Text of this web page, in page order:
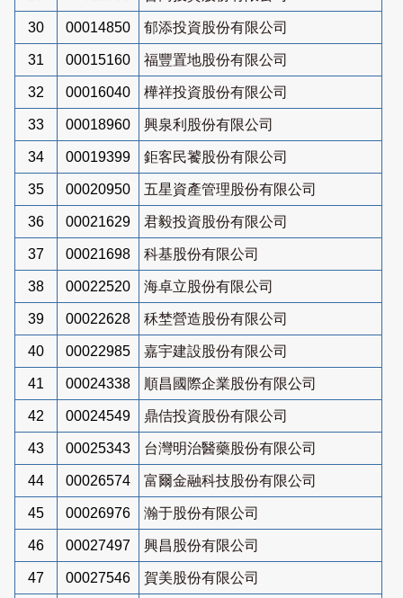
30 00014850 郁添投資股份有限公司
31 00015160 福豐置地股份有限公司
32 00016040 樺祥投資股份有限公司
33 00018960 興泉利股份有限公司
34 00019399 鉅客民饕股份有限公司
35 00020950 五星資產管理股份有限公司
36 00021629 君毅投資股份有限公司
37 00021698 科基股份有限公司
38 00022520 海卓立股份有限公司
39 00022628 秝埜營造股份有限公司
40 00022985 嘉宇建設股份有限公司
41 00024338 順昌國際企業股份有限公司
42 00024549 鼎佶投資股份有限公司
43 00025343 台灣明治醫藥股份有限公司
44 00026574 富爾金融科技股份有限公司
45 00026976 瀚于股份有限公司
46 00027497 興昌股份有限公司
47 00027546 賀美股份有限公司